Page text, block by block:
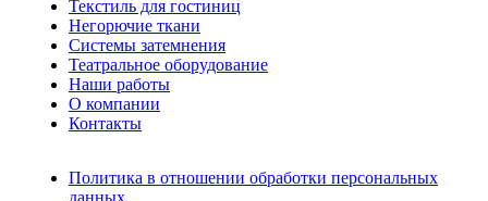
Текстиль для гостиниц
Негорючие ткани
Системы затемнения
Театральное оборудование
Наши работы
О компании
Контакты
Политика в отношении обработки персональных